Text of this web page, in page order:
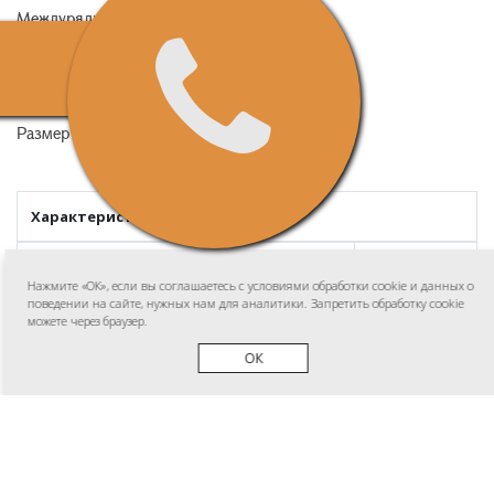
Нажмите «ОК», если вы соглашаетесь с условиями обработки cookie и данных о
поведении на сайте, нужных нам для аналитики. Запретить обработку cookie
можете через браузер.
ОК
Междурядье, см - 15; 30; 45; 60; 75;
Шаг сева, см - 2; 9;
Глубина заделки семян, см - от 1 до 5;
Диаметр колеса (грунтозацепа), см - 28;
Размер отсека для семян, см - 15х15
Характеристики
Вес, кг 22,8